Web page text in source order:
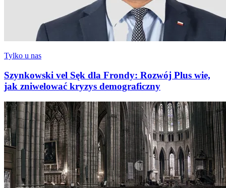
Tylko u nas
Szynkowski vel Sęk dla Frondy: Rozwój Plus wie,
jak zniwelować kryzys demograficzny